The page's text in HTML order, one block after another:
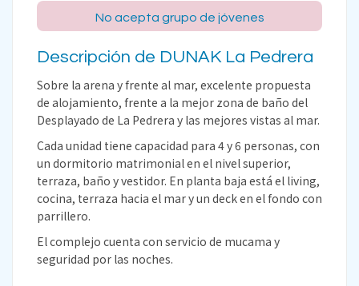
No acepta grupo de jóvenes
Descripción de DUNAK La Pedrera
Sobre la arena y frente al mar, excelente propuesta
de alojamiento, frente a la mejor zona de baño del
Desplayado de La Pedrera y las mejores vistas al mar.
Cada unidad tiene capacidad para 4 y 6 personas, con
un dormitorio matrimonial en el nivel superior,
terraza, baño y vestidor. En planta baja está el living,
cocina, terraza hacia el mar y un deck en el fondo con
parrillero.
El complejo cuenta con servicio de mucama y
seguridad por las noches.